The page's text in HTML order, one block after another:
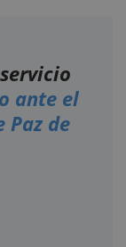
ante el
Paz de